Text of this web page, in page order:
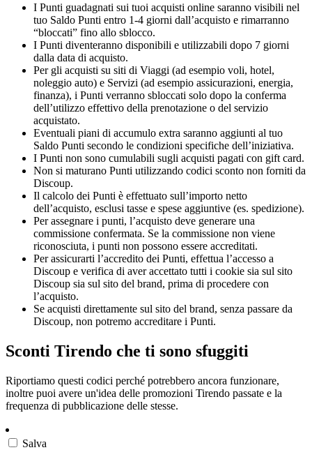
I Punti guadagnati sui tuoi acquisti online saranno visibili nel
tuo Saldo Punti entro 1-4 giorni dall’acquisto e rimarranno
“bloccati” fino allo sblocco.
I Punti diventeranno disponibili e utilizzabili dopo 7 giorni
dalla data di acquisto.
Per gli acquisti su siti di Viaggi (ad esempio voli, hotel,
noleggio auto) e Servizi (ad esempio assicurazioni, energia,
finanza), i Punti verranno sbloccati solo dopo la conferma
dell’utilizzo effettivo della prenotazione o del servizio
acquistato.
Eventuali piani di accumulo extra saranno aggiunti al tuo
Saldo Punti secondo le condizioni specifiche dell’iniziativa.
I Punti non sono cumulabili sugli acquisti pagati con gift card.
Non si maturano Punti utilizzando codici sconto non forniti da
Discoup.
Il calcolo dei Punti è effettuato sull’importo netto
dell’acquisto, esclusi tasse e spese aggiuntive (es. spedizione).
Per assegnare i punti, l’acquisto deve generare una
commissione confermata. Se la commissione non viene
riconosciuta, i punti non possono essere accreditati.
Per assicurarti l’accredito dei Punti, effettua l’accesso a
Discoup e verifica di aver accettato tutti i cookie sia sul sito
Discoup sia sul sito del brand, prima di procedere con
l’acquisto.
Se acquisti direttamente sul sito del brand, senza passare da
Discoup, non potremo accreditare i Punti.
Sconti Tirendo che ti sono sfuggiti
Riportiamo questi codici perché potrebbero ancora funzionare,
inoltre puoi avere un'idea delle promozioni Tirendo passate e la
frequenza di pubblicazione delle stesse.
Salva